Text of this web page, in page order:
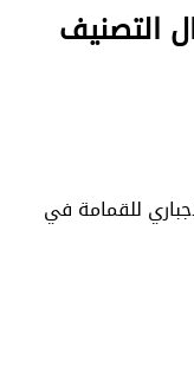
التصنيف
للقمامة في